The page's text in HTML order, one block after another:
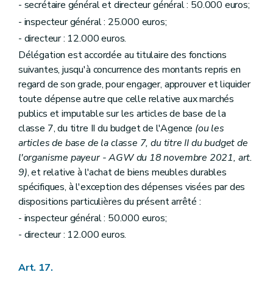
- secrétaire général et directeur général : 50.000 euros;
- inspecteur général : 25.000 euros;
- directeur : 12.000 euros.
Délégation est accordée au titulaire des fonctions
suivantes, jusqu'à concurrence des montants repris en
regard de son grade, pour engager, approuver et liquider
toute dépense autre que celle relative aux marchés
publics et imputable sur les articles de base de la
classe 7, du titre II du budget de l'Agence (ou les
articles de base de la classe 7, du titre II du budget de
l'organisme payeur - AGW du 18 novembre 2021, art.
9), et relative à l'achat de biens meubles durables
spécifiques, à l'exception des dépenses visées par des
dispositions particulières du présent arrêté :
- inspecteur général : 50.000 euros;
- directeur : 12.000 euros.
Art. 17.